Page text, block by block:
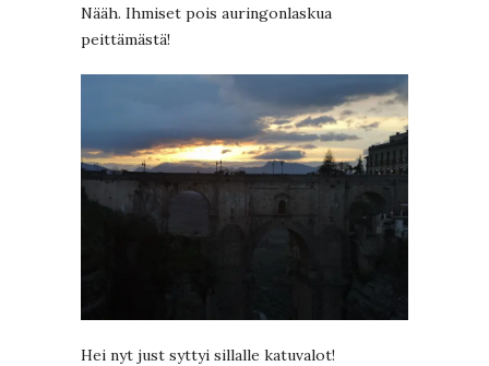
Nääh. Ihmiset pois auringonlaskua
peittämästä!
Hei nyt just syttyi sillalle katuvalot!